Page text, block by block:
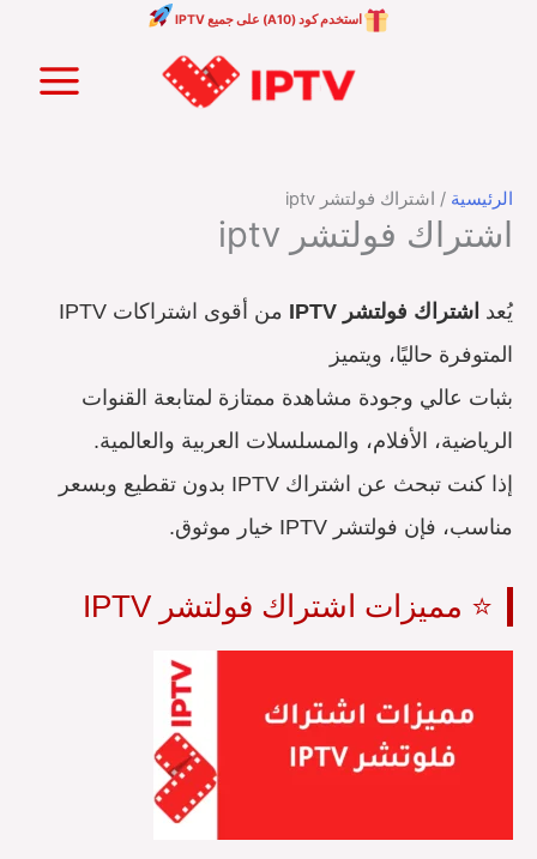
استخدم كود (A10) على جميع IPTV
Menu
الرئيسية / اشتراك فولتشر iptv
اشتراك فولتشر iptv
يُعد اشتراك فولتشر IPTV
من أقوى اشتراكات IPTV
المتوفرة حاليًا، ويتميز
بثبات عالي وجودة مشاهدة ممتازة لمتابعة القنوات
الرياضية، الأفلام، والمسلسلات العربية والعالمية.
إذا كنت تبحث عن اشتراك IPTV بدون تقطيع وبسعر
مناسب، فإن فولتشر IPTV خيار موثوق.
⭐ مميزات اشتراك فولتشر IPTV